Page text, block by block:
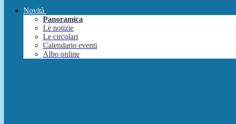
Novità
Panoramica
Le notizie
Le circolari
Calendario eventi
Albo online